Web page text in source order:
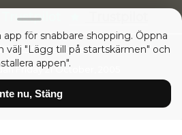
Diamonds and Gemstones
Friday 21 October, 2005
för snabbare shopping. Öppna
välj "Lägg till på startskärmen" och
appen".
nu, Stäng